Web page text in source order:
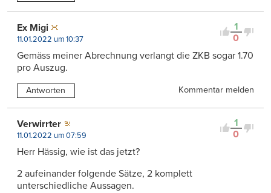
1
0
Ex Migi
11.01.2022 um 10:37
Gemäss meiner Abrechnung verlangt die ZKB sogar 1.70
pro Auszug.
Antworten Kommentar melden
1
0
Verwirrter
11.01.2022 um 07:59
Herr Hässig, wie ist das jetzt?
2 aufeinander folgende Sätze, 2 komplett
unterschiedliche Aussagen.